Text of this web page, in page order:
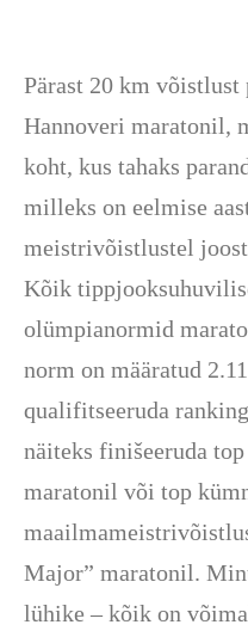
Pärast 20 km
Hannoveri maratonil,
koht, kus tahaks
milleks on eelmise
meistrivõistlustel
Kõik
olümpianormid
norm on määratud
qualifitseeruda
näiteks finišeeruda
maratonil või top
Major” maratonil.
lühike – kõik on